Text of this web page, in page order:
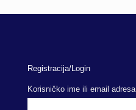
Registracija/Login
Korisničko ime ili email adresa